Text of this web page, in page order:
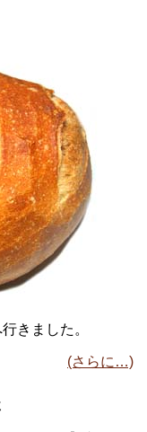
きました。
(さらに…)